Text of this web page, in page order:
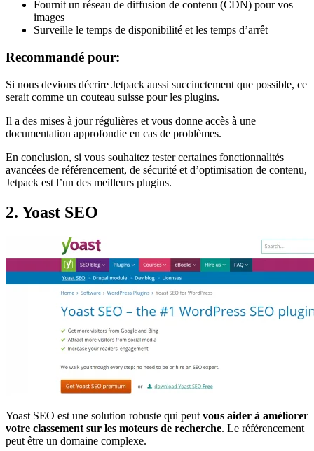
Fournit un réseau de diffusion de contenu (CDN) pour vos
images
Surveille le temps de disponibilité et les temps d’arrêt
Recommandé pour:
Si nous devions décrire Jetpack aussi succinctement que possible, ce
serait comme un couteau suisse pour les plugins.
Il a des mises à jour régulières et vous donne accès à une
documentation approfondie en cas de problèmes.
En conclusion, si vous souhaitez tester certaines fonctionnalités
avancées de référencement, de sécurité et d’optimisation de contenu,
Jetpack est l’un des meilleurs plugins.
2. Yoast SEO
Yoast SEO est une solution robuste qui peut vous aider à améliorer
votre classement sur les moteurs de recherche. Le référencement
peut être un domaine complexe.